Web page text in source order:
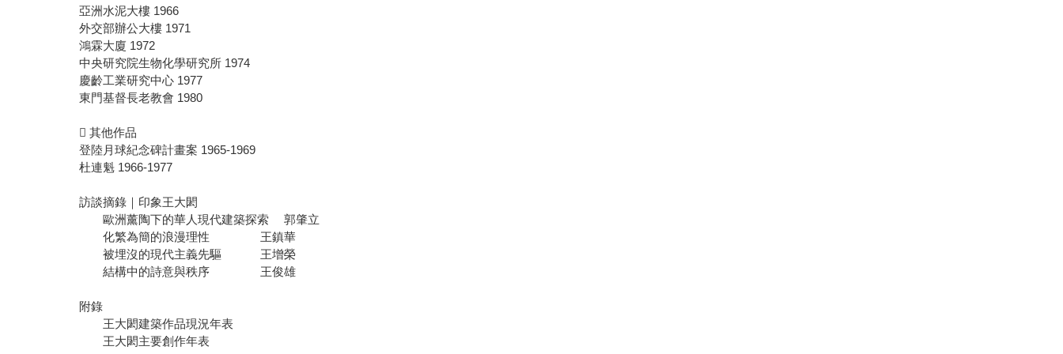
亞洲水泥大樓 1966
外交部辦公大樓 1971
鴻霖大廈 1972
中央研究院生物化學研究所 1974
慶齡工業研究中心 1977
東門基督長老教會 1980
 其他作品
登陸月球紀念碑計畫案 1965-1969
杜連魁 1966-1977
訪談摘錄｜印象王大閎
歐洲薰陶下的華人現代建築探索 郭肇立
化繁為簡的浪漫理性 王鎮華
被埋沒的現代主義先驅 王增榮
結構中的詩意與秩序 王俊雄
附錄
王大閎建築作品現況年表
王大閎主要創作年表